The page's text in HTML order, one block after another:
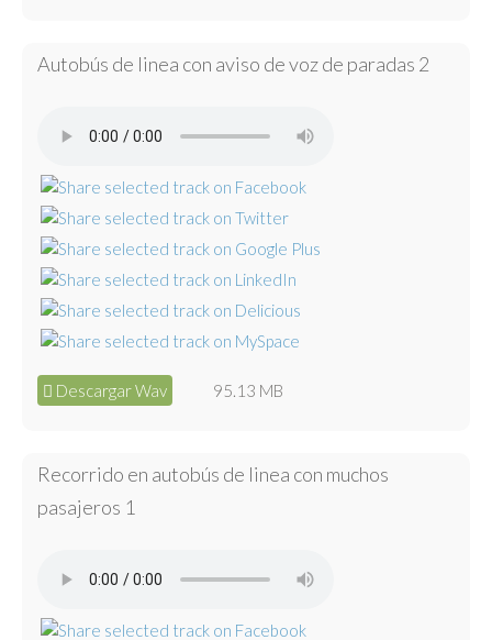
Autobús de linea con aviso de voz de paradas 2
Descargar Wav 95.13 MB
Recorrido en autobús de linea con muchos
pasajeros 1